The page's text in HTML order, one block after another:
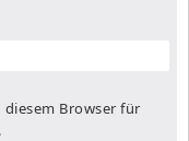
diesem Browser für